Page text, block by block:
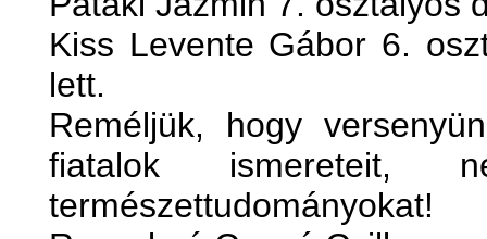
Kiss Levente Gábor 6.
lett.
Reméljük, hogy
fiatalok ismereteit,
természettudományokat!